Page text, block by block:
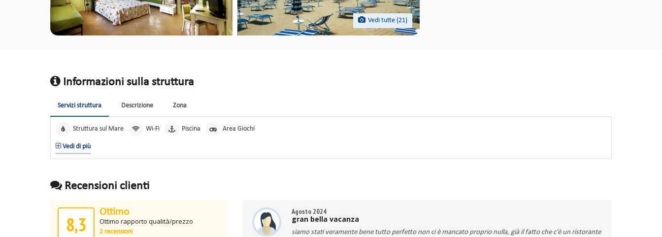
Vedi tutte (21)
Informazioni sulla struttura
Servizi struttura Descrizione Zona
Struttura sul Mare Wi-Fi Piscina Area Giochi
Vedi di più
Recensioni clienti
8,3
Ottimo
Ottimo rapporto qualità/prezzo
2 recensioni
Agosto 2024
gran bella vacanza
siamo stati veramente bene tutto perfetto non ci è mancato proprio nulla, già il fatto che c'è un ristorante